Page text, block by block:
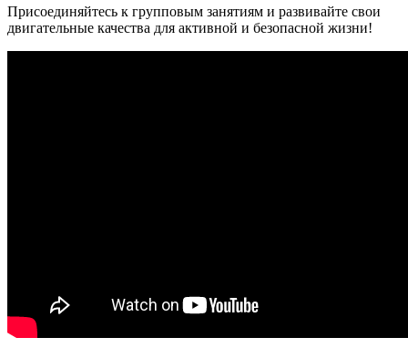
Присоединяйтесь к групповым занятиям и развивайте свои
двигательные качества для активной и безопасной жизни!